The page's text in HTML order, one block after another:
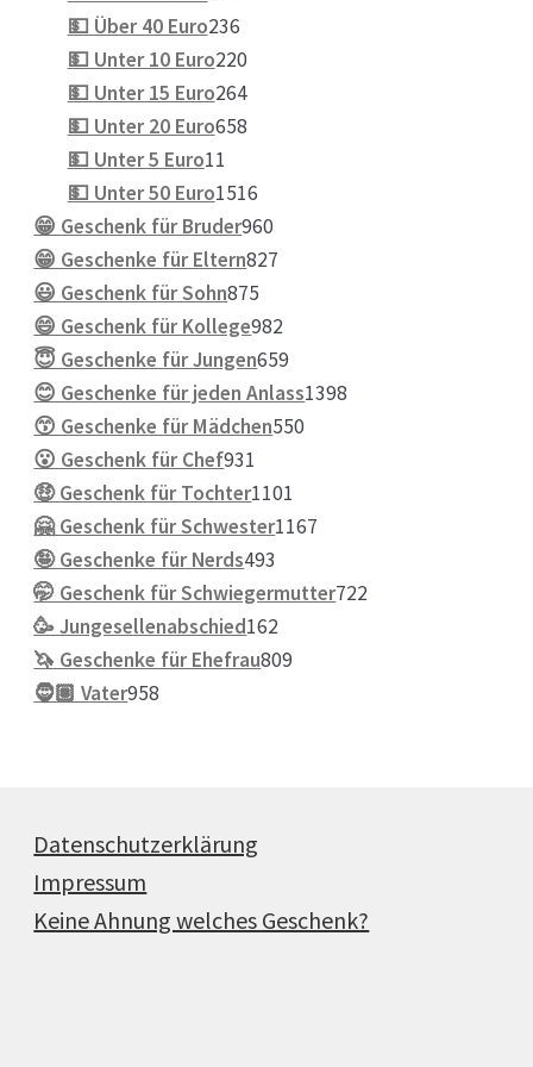
Produkte
💵 Über 40 Euro236236
Produkte
💵 Unter 10 Euro220220
Produkte
💵 Unter 15 Euro264264
Produkte
💵 Unter 20 Euro658658
💵 Unter 5 Euro11
Produkte
💵 Unter 50 Euro15161516
Produkte
😁 Geschenk für Bruder960
Produkte
😁 Geschenke für Eltern827
😃 Geschenk für Sohn875
Produkte
😄 Geschenk für Kollege982
Produkte
😇 Geschenke für Jungen659
Produkte
😊 Geschenke für jeden Anlass1398
😙 Geschenke für Mädchen550
😮 Geschenk für Chef931
Produkte
🤑 Geschenk für Tochter1101
Produkte
🤗 Geschenk für Schwester1167
🤪 Geschenke für Nerds493
Produkte
🤭 Geschenk für Schwiegermutter722
🥳 Jungesellenabschied162
Produkte
🦄 Geschenke für Ehefrau809
🧔🏽 Vater958
Datenschutzerklärung
Impressum
Keine Ahnung welches Geschenk?